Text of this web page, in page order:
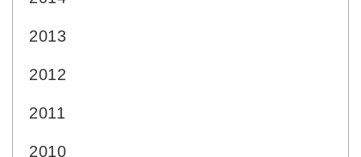
2013
2012
2011
2010